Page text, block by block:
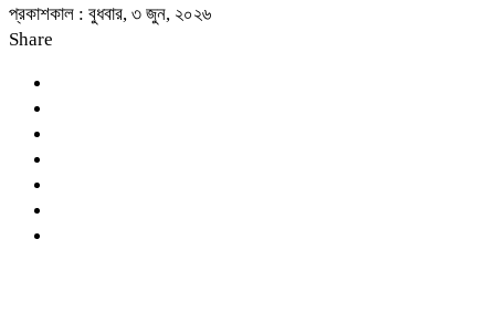
প্রকাশকাল : বুধবার, ৩ জুন, ২০২৬
Share